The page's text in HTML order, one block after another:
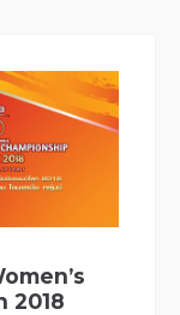
2018